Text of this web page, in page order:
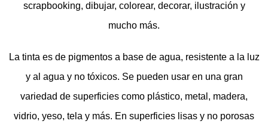
scrapbooking, dibujar, colorear, decorar, ilustración y
mucho más.
La tinta es de pigmentos a base de agua, resistente a la luz
y al agua y no tóxicos. Se pueden usar en una gran
variedad de superficies como plástico, metal, madera,
vidrio, yeso, tela y más. En superficies lisas y no porosas